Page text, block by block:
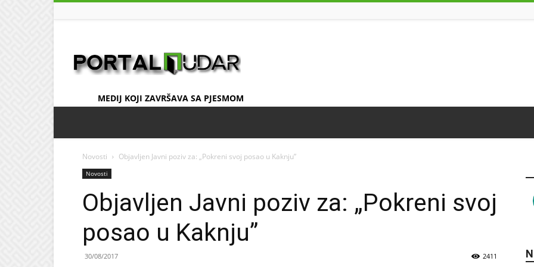
MEDIJ KOJI ZAVRŠAVA SA PJESMOM
Novosti Objavljen Javni poziv za: „Pokreni svoj posao u Kaknju”
Novosti
Objavljen Javni poziv za: „Pokreni svoj
posao u Kaknju”
30/08/2017 2411